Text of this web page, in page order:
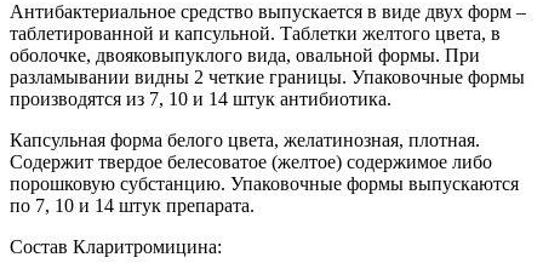
Антибактериальное средство выпускается в виде двух форм –
таблетированной и капсульной. Таблетки желтого цвета, в
оболочке, двояковыпуклого вида, овальной формы. При
разламывании видны 2 четкие границы. Упаковочные формы
производятся из 7, 10 и 14 штук антибиотика.
Капсульная форма белого цвета, желатинозная, плотная.
Содержит твердое белесоватое (желтое) содержимое либо
порошковую субстанцию. Упаковочные формы выпускаются
по 7, 10 и 14 штук препарата.
Состав Кларитромицина: